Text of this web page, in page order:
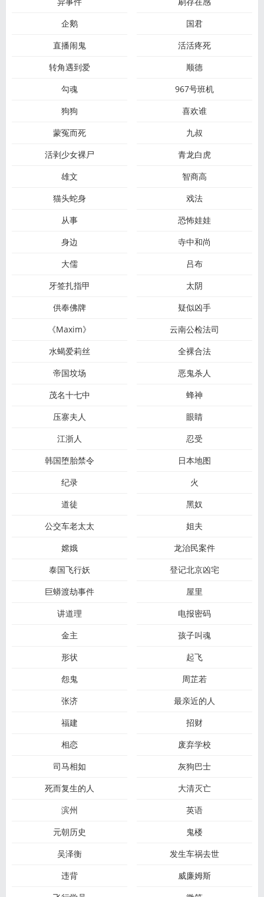
企鹅
国君
直播闹鬼
活活疼死
转角遇到爱
顺德
勾魂
967号班机
狗狗
喜欢谁
蒙冤而死
九叔
活剥少女裸尸
青龙白虎
雄文
智商高
猫头蛇身
戏法
从事
恐怖娃娃
身边
寺中和尚
大儒
吕布
牙签扎指甲
太阴
供奉佛牌
疑似凶手
《Maxim》
云南公检法司
水蝎爱莉丝
全裸合法
帝国坟场
恶鬼杀人
茂名十七中
蜂神
压寨夫人
眼睛
江浙人
忍受
韩国堕胎禁令
日本地图
纪录
火
道徒
黑奴
公交车老太太
姐夫
嫦娥
龙治民案件
泰国飞行妖
登记北京凶宅
巨蟒渡劫事件
屋里
讲道理
电报密码
金主
孩子叫魂
形状
起飞
怨鬼
周芷若
张济
最亲近的人
福建
招财
相恋
废弃学校
司马相如
灰狗巴士
死而复生的人
大清灭亡
滨州
英语
元朝历史
鬼楼
吴泽衡
发生车祸去世
违背
威廉姆斯